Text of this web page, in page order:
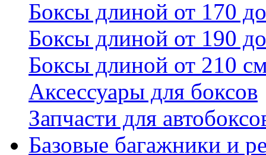
Боксы длиной от 170
Боксы длиной от 190
Боксы длиной от 210
Аксессуары для боксов
Запчасти для
Базовые багажники и